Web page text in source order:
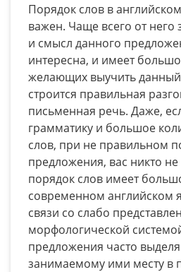
Порядок слов в
важен. Чаще всего от него
и смысл данного
интересна, и имеет
желающих выучить
строится правильная
письменная речь. Даже,
грамматику и большое
слов, при не правильном
предложения, вас никто
порядок слов имеет
современном английском
связи со слабо
морфологической
предложения часто
занимаемому ими месту в